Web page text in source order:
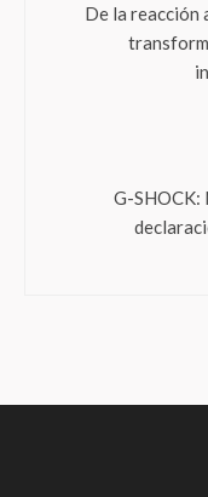
De la reacción
G-SHOCK: